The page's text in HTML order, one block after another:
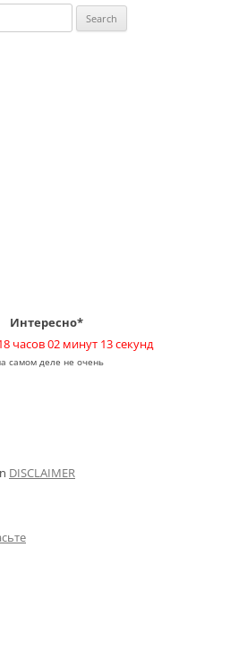
Интересно*
часов 02 минут 13 секунд
самом деле не очень
DISCLAIMER